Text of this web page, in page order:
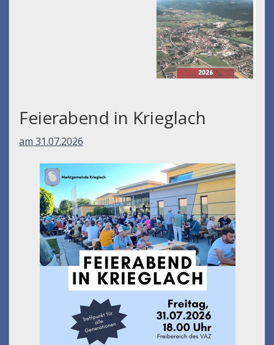
Feierabend in Krieglach
am 31.07.2026